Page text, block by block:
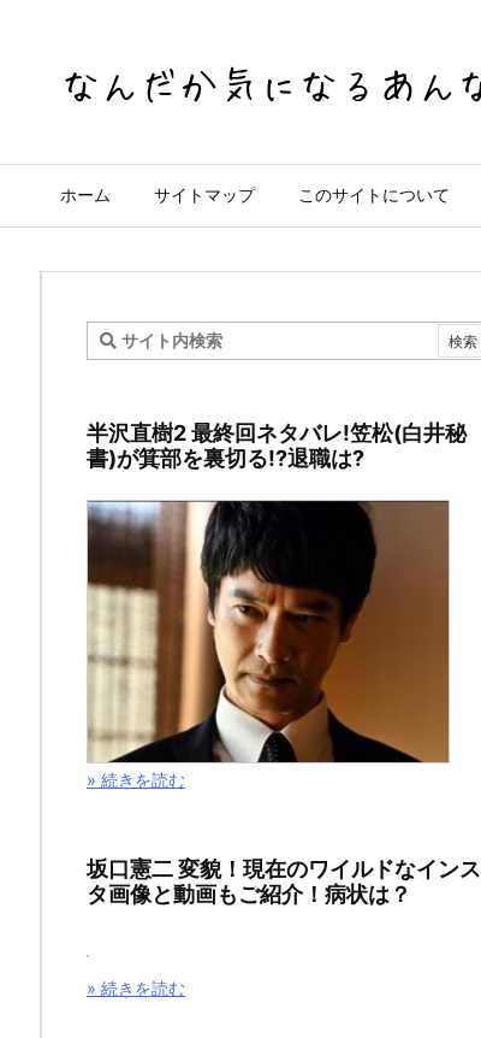
ホーム サイトマップ このサイトについて
僕
ヒ
ー
ロ
ー
ア
カ
デ
ア
211
ネ
半沢直樹2 最終回ネタバレ!笠松(白井秘
書)が箕部を裏切る!?退職は?
» 続きを読む
坂口憲二 変貌！現在のワイルドなインス
タ画像と動画もご紹介！病状は？
» 続きを読む